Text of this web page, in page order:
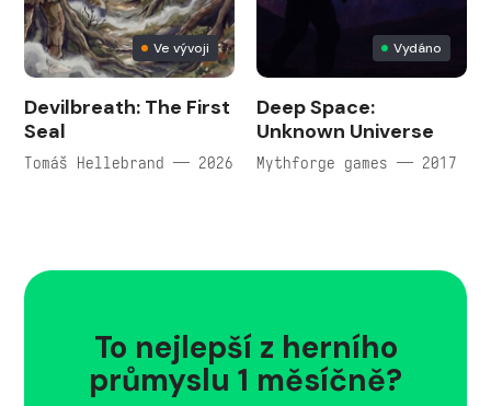
Ve vývoji
Devilbreath: The First
Seal
Tomáš Hellebrand — 2026
Vydáno
Deep Space:
Unknown Universe
Mythforge games — 2017
To nejlepší z herního
průmyslu 1 měsíčně?